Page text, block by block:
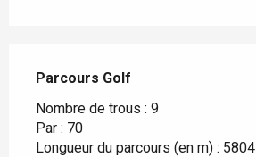
Parcours Golf
Parcours Golf
Nombre de trous : 9
Par : 70
Longueur du parcours (en m) : 5804